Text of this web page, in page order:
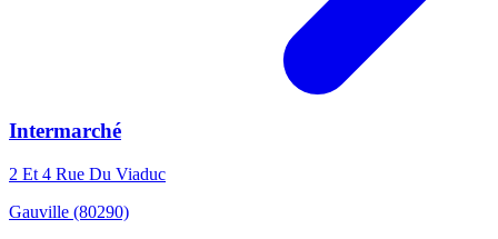
Intermarché
2 Et 4 Rue Du Viaduc
Gauville (80290)